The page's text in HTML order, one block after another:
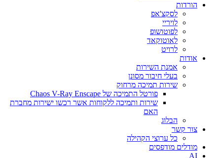
הורדות
לסקצ'אפ
לויריי
לפוטושופ
לאוטוקאד
לרויט
אודות
אמנת השירות
בעלי חיבור מסונן
שירות תמיכה מרחוק
פורטל התמיכה של Chaos V-Ray Enscape
שירות ותמיכה ללקוחות אשר רכשו ישירות מחברת
הבלוג
צור קשר
כל ערוצי הקהילה
מודלים מודפסים
AI